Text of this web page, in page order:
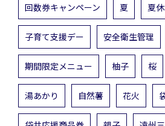
回数券キャンペーン 夏 夏
子育て支援デー 安全衛生管理
期間限定メニュー 柚子 桜
湯あかり 自然薯 花火